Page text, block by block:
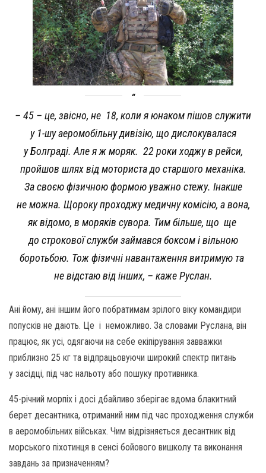
– 45 – це, звісно, не 18, коли я юнаком пішов служити
у 1-шу аеромобільну дивізію, що дислокувалася
у Болграді. Але я ж моряк. 22 роки ходжу в рейси,
пройшов шлях від моториста до старшого механіка.
За своєю фізичною формою уважно стежу. Інакше
не можна. Щороку проходжу медичну комісію, а вона,
як відомо, в моряків сувора. Тим більше, що ще
до строкової служби займався боксом і вільною
боротьбою. Тож фізичні навантаження витримую та
не відстаю від інших, – каже Руслан.
Ані йому, ані іншим його побратимам зрілого віку командири
попусків не дають. Це і неможливо. За словами Руслана, він
працює, як усі, одягаючи на себе екіпірування завважки
приблизно 25 кг та відпрацьовуючи широкий спектр питань
у засідці, під час нальоту або пошуку противника.
45-річний морпіх і досі дбайливо зберігає вдома блакитний
берет десантника, отриманий ним під час проходження служби
в аеромобільних військах. Чим відрізняється десантник від
морського піхотинця в сенсі бойового вишколу та виконання
завдань за призначенням?